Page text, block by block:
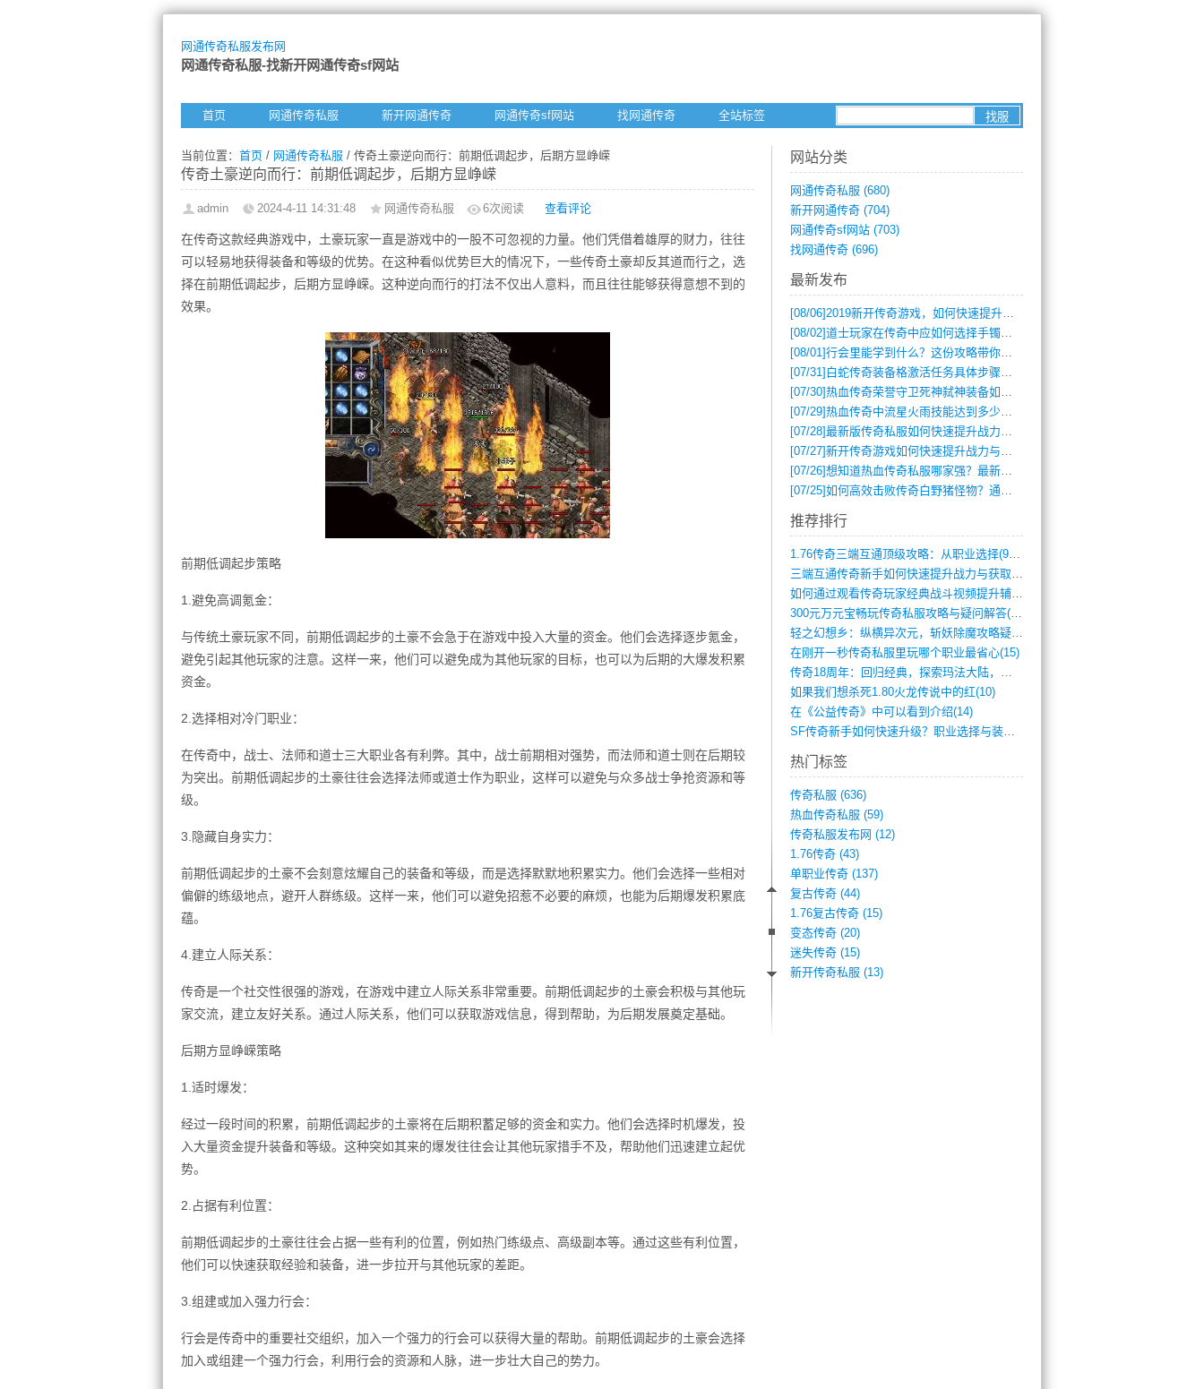
网通传奇私服发布网
网通传奇私服-找新开网通传奇sf网站
首页 网通传奇私服 新开网通传奇 网通传奇sf网站 找网通传奇 全站标签
当前位置： 首页 / 网通传奇私服 / 传奇土豪逆向而行：前期低调起步，后期方显峥嵘
传奇土豪逆向而行：前期低调起步，后期方显峥嵘
admin 2024-4-11 14:31:48 网通传奇私服 6次阅读 查看评论
在传奇这款经典游戏中，土豪玩家一直是游戏中的一股不可忽视的力量。他们凭借着雄厚的财力，往往
可以轻易地获得装备和等级的优势。在这种看似优势巨大的情况下，一些传奇土豪却反其道而行之，选
择在前期低调起步，后期方显峥嵘。这种逆向而行的打法不仅出人意料，而且往往能够获得意想不到的
效果。
前期低调起步策略
1.避免高调氪金：
与传统土豪玩家不同，前期低调起步的土豪不会急于在游戏中投入大量的资金。他们会选择逐步氪金，
避免引起其他玩家的注意。这样一来，他们可以避免成为其他玩家的目标，也可以为后期的大爆发积累
资金。
2.选择相对冷门职业：
在传奇中，战士、法师和道士三大职业各有利弊。其中，战士前期相对强势，而法师和道士则在后期较
为突出。前期低调起步的土豪往往会选择法师或道士作为职业，这样可以避免与众多战士争抢资源和等
级。
3.隐藏自身实力：
前期低调起步的土豪不会刻意炫耀自己的装备和等级，而是选择默默地积累实力。他们会选择一些相对
偏僻的练级地点，避开人群练级。这样一来，他们可以避免招惹不必要的麻烦，也能为后期爆发积累底
蕴。
4.建立人际关系：
传奇是一个社交性很强的游戏，在游戏中建立人际关系非常重要。前期低调起步的土豪会积极与其他玩
家交流，建立友好关系。通过人际关系，他们可以获取游戏信息，得到帮助，为后期发展奠定基础。
后期方显峥嵘策略
1.适时爆发：
经过一段时间的积累，前期低调起步的土豪将在后期积蓄足够的资金和实力。他们会选择时机爆发，投
入大量资金提升装备和等级。这种突如其来的爆发往往会让其他玩家措手不及，帮助他们迅速建立起优
势。
2.占据有利位置：
前期低调起步的土豪往往会占据一些有利的位置，例如热门练级点、高级副本等。通过这些有利位置，
他们可以快速获取经验和装备，进一步拉开与其他玩家的差距。
3.组建或加入强力行会：
行会是传奇中的重要社交组织，加入一个强力的行会可以获得大量的帮助。前期低调起步的土豪会选择
加入或组建一个强力行会，利用行会的资源和人脉，进一步壮大自己的势力。
网站分类
网通传奇私服 (680)
新开网通传奇 (704)
网通传奇sf网站 (703)
找网通传奇 (696)
最新发布
[08/06]2019新开传奇游戏，如何快速提升角色等级？
[08/02]道士玩家在传奇中应如何选择手镯装备？
[08/01]行会里能学到什么？这份攻略带你全掌握
[07/31] 白蛇传奇装备格激活任务具体步骤是什么？如何完成？
[07/30]热血传奇荣誉守卫死神弑神装备如何获取与佩戴攻略？
[07/29]热血传奇中流星火雨技能达到多少级可以开始练装备？
[07/28]最新版传奇私服如何快速提升战力与获取稀有装备？
[07/27]新开传奇游戏如何快速提升战力与获取稀有装备？
[07/26]想知道热血传奇私服哪家强？最新排行榜攻略全解析
[07/25]如何高效击败传奇白野猪怪物？通关技巧全解析
推荐排行
1.76传奇三端互通顶级攻略：从职业选择(972)
三端互通传奇新手如何快速提升战力与获取稀(379)
如何通过观看传奇玩家经典战斗视频提升辅助(661)
300元万元宝畅玩传奇私服攻略与疑问解答(828)
轻之幻想乡：纵横异次元，斩妖除魔攻略疑云(404)
在刚开一秒传奇私服里玩哪个职业最省心(15)
传奇18周年：回归经典，探索玛法大陆，寻(798)
如果我们想杀死1.80火龙传说中的红(10)
在《公益传奇》中可以看到介绍(14)
SF传奇新手如何快速升级？职业选择与装备(711)
热门标签
传奇私服 (636)
热血传奇私服 (59)
传奇私服发布网 (12)
1.76传奇 (43)
单职业传奇 (137)
复古传奇 (44)
1.76复古传奇 (15)
变态传奇 (20)
迷失传奇 (15)
新开传奇私服 (13)